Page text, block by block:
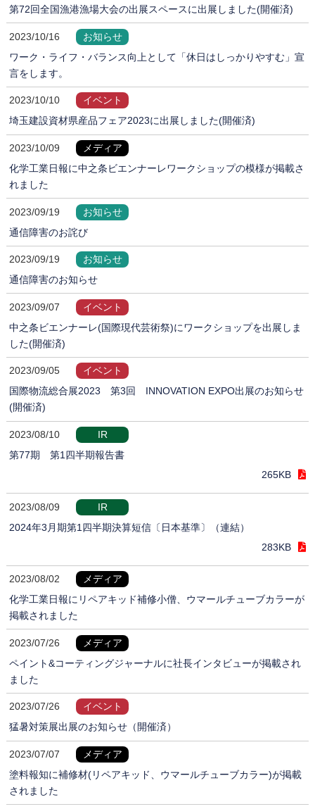
第72回全国漁港漁場大会の出展スペースに出展しました(開催済)
2023/10/16
お知らせ
ワーク・ライフ・バランス向上として「休日はしっかりやすむ」宣
言をします。
2023/10/10
イベント
埼玉建設資材県産品フェア2023に出展しました(開催済)
2023/10/09
メディア
化学工業日報に中之条ビエンナーレワークショップの模様が掲載さ
れました
2023/09/19
お知らせ
通信障害のお詫び
2023/09/19
お知らせ
通信障害のお知らせ
2023/09/07
イベント
中之条ビエンナーレ(国際現代芸術祭)にワークショップを出展しま
した(開催済)
2023/09/05
イベント
国際物流総合展2023 第3回 INNOVATION EXPO出展のお知らせ
(開催済)
2023/08/10
IR
第77期 第1四半期報告書
265KB
2023/08/09
IR
2024年3月期第1四半期決算短信〔日本基準〕（連結）
283KB
2023/08/02
メディア
化学工業日報にリペアキッド補修小僧、ウマールチューブカラーが
掲載されました
2023/07/26
メディア
ペイント&コーティングジャーナルに社長インタビューが掲載され
ました
2023/07/26
イベント
猛暑対策展出展のお知らせ（開催済）
2023/07/07
メディア
塗料報知に補修材(リペアキッド、ウマールチューブカラー)が掲載
されました